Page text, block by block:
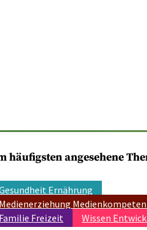
häufigsten angesehene
Ernährung
Medienerziehung
Familie Freizeit
Wissen